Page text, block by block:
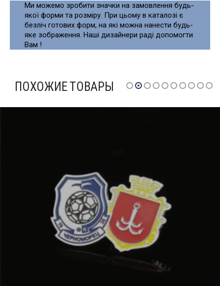
Ми можемо зробити значки на замовлення будь-
якої форми та розміру. При цьому в каталозі є
безліч готових форм, на які можна нанести будь-
яке зображення. Наші дизайнери раді допомогти
Вам !
ПОХОЖИЕ ТОВАРЫ